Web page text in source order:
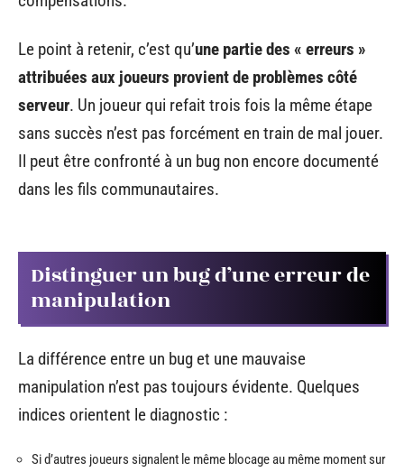
Le point à retenir, c’est qu’une partie des « erreurs »
attribuées aux joueurs provient de problèmes côté
serveur. Un joueur qui refait trois fois la même étape
sans succès n’est pas forcément en train de mal jouer.
Il peut être confronté à un bug non encore documenté
dans les fils communautaires.
Distinguer un bug d’une erreur de
manipulation
La différence entre un bug et une mauvaise
manipulation n’est pas toujours évidente. Quelques
indices orientent le diagnostic :
Si d’autres joueurs signalent le même blocage au même moment sur